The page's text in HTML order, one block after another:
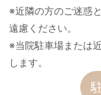
※近隣の方のご迷惑
遠慮ください。
※当院駐車場または
します。